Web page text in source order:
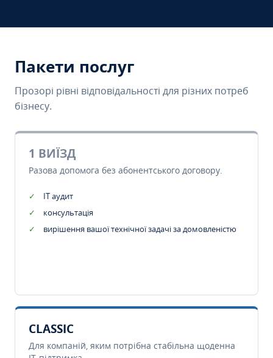
Пакети послуг
Прозорі рівні відповідальності для різних потреб
бізнесу.
1 ВИЇЗД
Разова допомога без абонентського договору.
IT аудит
консультація
вирішення вашої технічної задачі за домовленістю
CLASSIC
Для компаній, яким потрібна стабільна щоденна